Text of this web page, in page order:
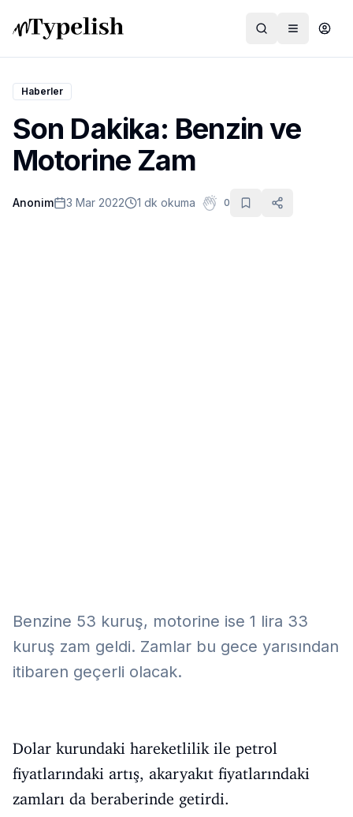
Dünya
Film ve Dizi
Kültür ve Sanat
Haberler
Son Dakika: Benzin ve
Motorine Zam
Anonim 3 Mar 2022 1 dk okuma 0
Benzine 53 kuruş, motorine ise 1 lira 33
kuruş zam geldi. Zamlar bu gece yarısından
itibaren geçerli olacak.
Dolar kurundaki hareketlilik ile petrol
fiyatlarındaki artış, akaryakıt fiyatlarındaki
zamları da beraberinde getirdi.